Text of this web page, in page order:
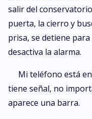
salir del
puerta, la cierro y
prisa, se detiene
desactiva la alarma.
Mi teléfono está
tiene señal, no
aparece una barra.